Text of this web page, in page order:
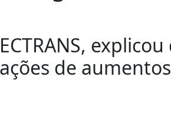
de